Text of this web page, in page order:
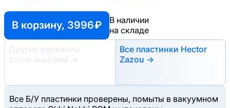
В корзину, 3996 ₽
В наличии
на складе
Другие варианты
этого альбома
→
Все пластинки Hector
Zazou →
Все Б/У пластинки проверены, помыты в вакуумном